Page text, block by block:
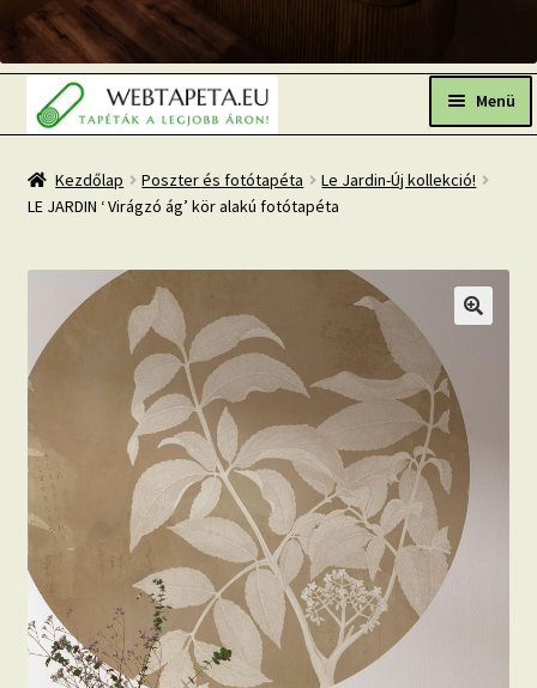
Ugrás
a
navigációhoz
Kilépés
a
tartalomba Menü
Népszerű tapéták
Tapéta BLOG
Mi az a fotótapéta?
Tapétázási tanácsok
Beton hatású tapéták
Kapcsolat
Kezdőlap Poszter és fotótapéta
Le Jardin-Új kollekció!
LE JARDIN ‘ Virágzó ág’ kör alakú fotótapéta